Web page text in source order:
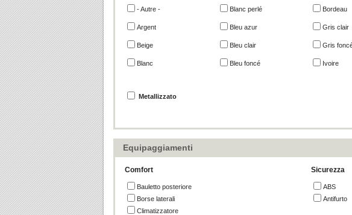
- Autre - Blanc perlé Bordeau
Argent Bleu azur Gris clair
Beige Bleu clair Gris
Blanc Bleu foncé Ivoire
Metallizzato
Equipaggiamenti
Comfort
Bauletto posteriore
Borse laterali
Climatizzatore
Sicurezza
ABS
Antifurto